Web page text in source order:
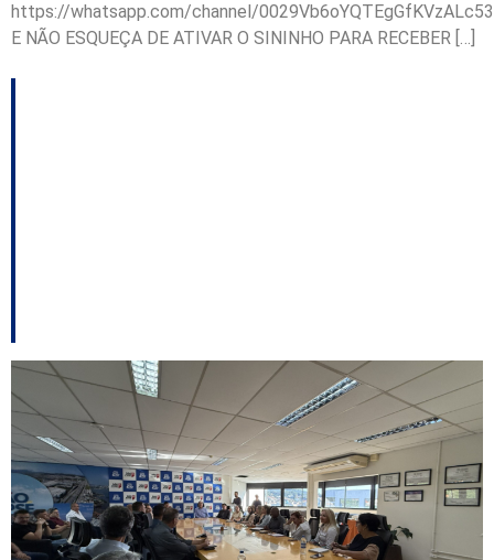
https://whatsapp.com/channel/
E NÃO ESQUEÇA DE ATIVAR O SININHO PARA RECEBER […]